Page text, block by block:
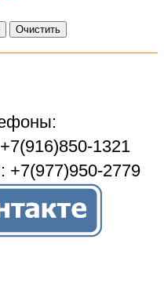
1321
+7(977)950-2779